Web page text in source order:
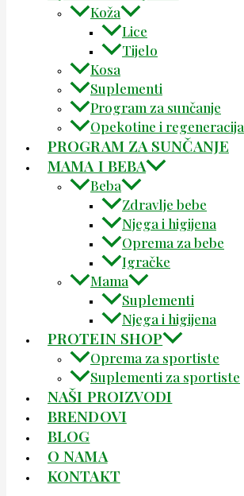
Koža
Lice
Tijelo
Kosa
Suplementi
Program za sunčanje
Opekotine i regeneracija
PROGRAM ZA SUNČANJE
MAMA I BEBA
Beba
Zdravlje bebe
Njega i higijena
Oprema za bebe
Igračke
Mama
Suplementi
Njega i higijena
PROTEIN SHOP
Oprema za sportiste
Suplementi za sportiste
NAŠI PROIZVODI
BRENDOVI
BLOG
O NAMA
KONTAKT